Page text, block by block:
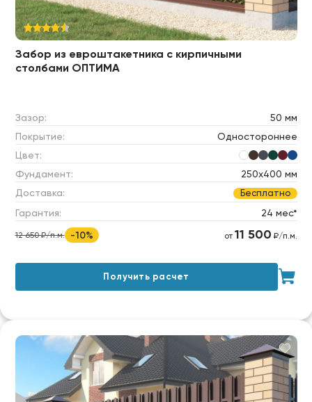
Забор из евроштакетника с кирпичными
столбами ОПТИМА
Зазор:
50 мм
Покрытие:
Одностороннее
Цвет:
Фундамент:
250х400 мм
Доставка:
Бесплатно
Гарантия: 24 мес*
12 650 ₽/п.м. -10% от 11 500 ₽/п.м.
Получить расчет